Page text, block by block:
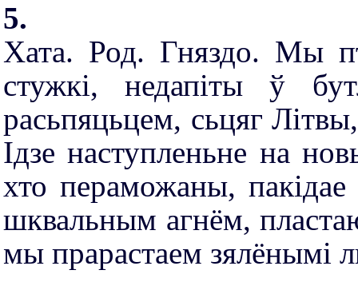
5.
Хата. Род. Гняздо. Мы
стужкі, недапіты ў
расьпяцьцем, сьцяг
Ідзе наступленьне на
хто пераможаны,
шквальным агнём,
мы прарастаем зялёнымі